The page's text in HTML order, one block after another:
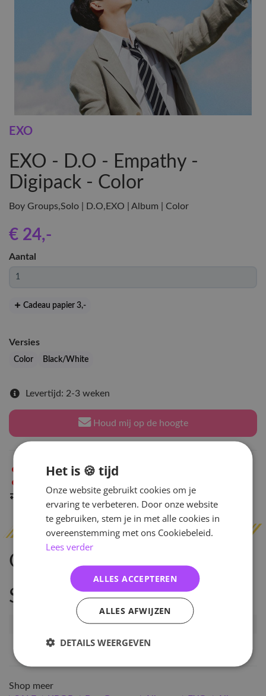
EXO
EXO - D.O - Empathy -
Digipack - Color
Boy Groups,Solo | D.O,EXO | Album | Color
€ 24,-
Aantal
Cadeau papier 3,-
Versies
Color Black/White
Levertijd: 2-3 weken
Houd mij op de hoogte
Niet op voorraad in Arnhem
Indien op voorraadbinnen 2 werkdagenverzonden
Omschrijving
Specificaties
111940
EAN nummer
1000001119403
Shop meer
Het is 🍪 tijd
Onze website gebruikt cookies om je
ervaring te verbeteren. Door onze website
te gebruiken, stem je in met alle cookies in
overeenstemming met ons Cookiebeleid.
Lees verder
ALLES ACCEPTEREN
ALLES AFWIJZEN
DETAILS WEERGEVEN